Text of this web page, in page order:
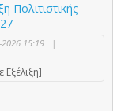
Πολιτιστικής
2026 15:19
|
Εξέλιξη]